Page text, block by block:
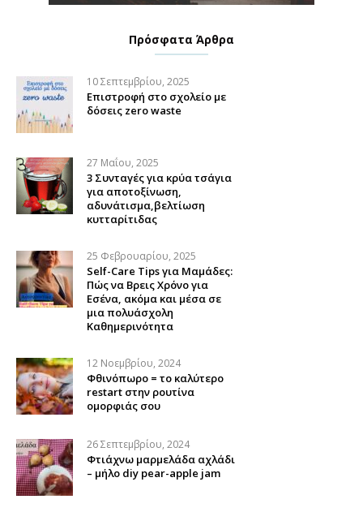
Πρόσφατα Άρθρα
10 Σεπτεμβρίου, 2025
Επιστροφή στο σχολείο με
δόσεις zero waste
27 Μαΐου, 2025
3 Συνταγές για κρύα τσάγια
για αποτοξίνωση,
αδυνάτισμα,βελτίωση
κυτταρίτιδας
25 Φεβρουαρίου, 2025
Self-Care Tips για Μαμάδες:
Πώς να Βρεις Χρόνο για
Εσένα, ακόμα και μέσα σε
μια πολυάσχολη
Καθημερινότητα
12 Νοεμβρίου, 2024
Φθινόπωρο = το καλύτερο
restart στην ρουτίνα
ομορφιάς σου
26 Σεπτεμβρίου, 2024
Φτιάχνω μαρμελάδα αχλάδι
– μήλο diy pear-apple jam